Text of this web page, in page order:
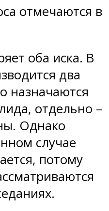
отмечаются в
оба иска. В
два
назначаются
отдельно –
Однако
случае
потому